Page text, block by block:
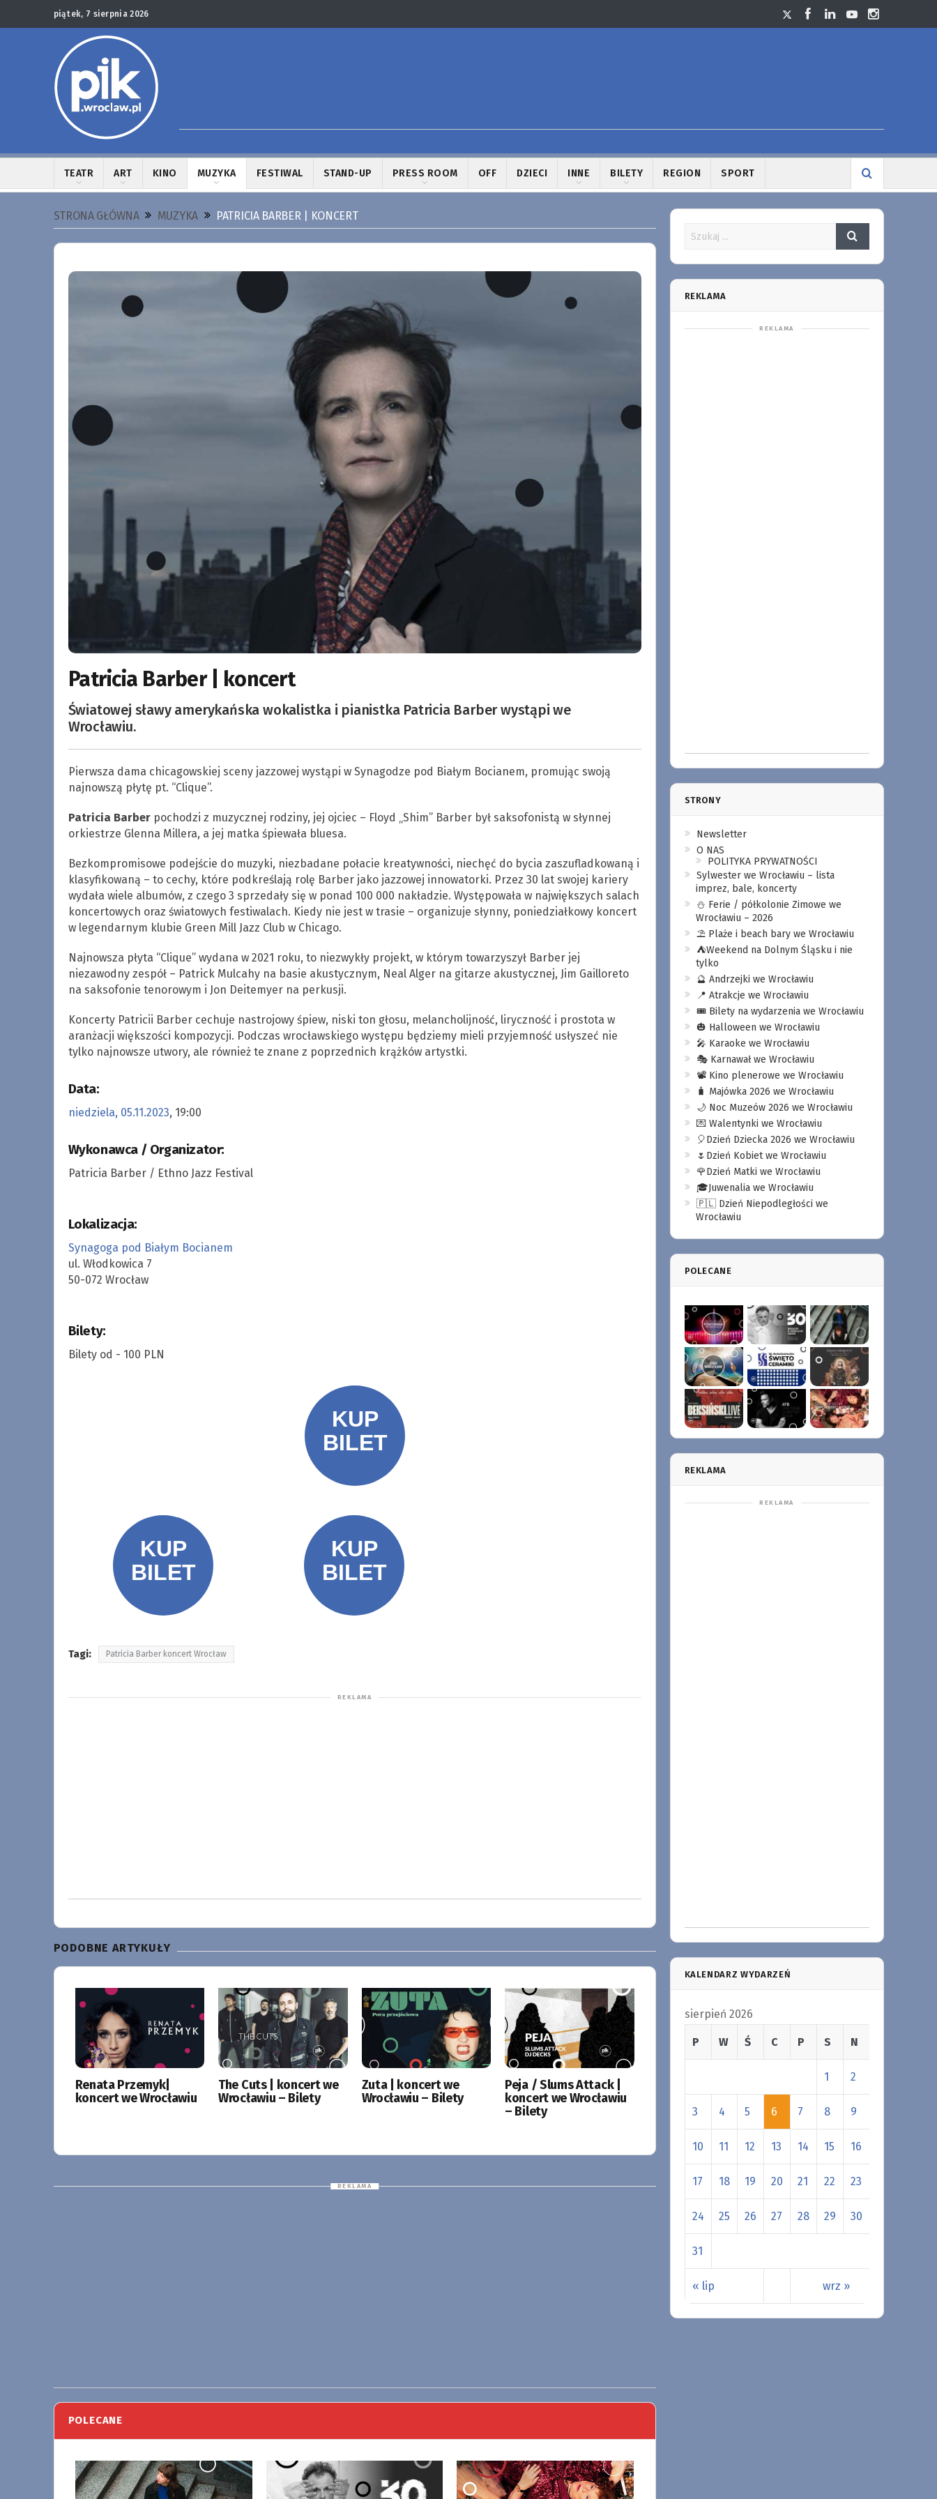
piątek, 7 sierpnia 2026
TEATR ART KINO MUZYKA FESTIWAL STAND-UP PRESS ROOM OFF DZIECI INNE BILETY REGION SPORT
STRONA GŁÓWNA MUZYKA PATRICIA BARBER | KONCERT
Patricia Barber | koncert
Światowej sławy amerykańska wokalistka i pianistka Patricia Barber wystąpi we
Wrocławiu.
Pierwsza dama chicagowskiej sceny jazzowej wystąpi w Synagodze pod Białym Bocianem, promując swoją
najnowszą płytę pt. “Clique”.
Patricia Barberpochodzi z muzycznej rodziny, jej ojciec – Floyd „Shim” Barber był saksofonistą w słynnej
orkiestrze Glenna Millera, a jej matka śpiewała bluesa.
Bezkompromisowe podejście do muzyki, niezbadane połacie kreatywności, niechęć do bycia zaszufladkowaną i
klasyfikowaną – to cechy, które podkreślają rolę Barber jako jazzowej innowatorki. Przez 30 lat swojej kariery
wydała wiele albumów, z czego 3 sprzedały się w ponad 100 000 nakładzie. Występowała w największych salach
koncertowych oraz światowych festiwalach. Kiedy nie jest w trasie – organizuje słynny, poniedziałkowy koncert
w legendarnym klubie Green Mill Jazz Club w Chicago.
Najnowsza płyta “Clique” wydana w 2021 roku, to niezwykły projekt, w którym towarzyszył Barber jej
niezawodny zespół – Patrick Mulcahy na basie akustycznym, Neal Alger na gitarze akustycznej, Jim Gailloreto
na saksofonie tenorowym i Jon Deitemyer na perkusji.
Koncerty Patricii Barber cechuje nastrojowy śpiew, niski ton głosu, melancholijność, liryczność i prostota w
aranżacji większości kompozycji. Podczas wrocławskiego występu będziemy mieli przyjemność usłyszeć nie
tylko najnowsze utwory, ale również te znane z poprzednich krążków artystki.
Data:
niedziela, 05.11.2023, 19:00
Wykonawca / Organizator:
Patricia Barber / Ethno Jazz Festival
Lokalizacja:
Synagoga pod Białym Bocianem
ul. Włodkowica 7
50-072 Wrocław
Bilety:
Bilety od - 100 PLN
Tagi: Patricia Barber koncert Wrocław
PODOBNE ARTYKUŁY
Renata Przemyk|
koncert we Wrocławiu
The Cuts | koncert we
Wrocławiu – Bilety
Zuta | koncert we
Wrocławiu – Bilety
Peja / Slums Attack |
koncert we Wrocławiu
– Bilety
POLECANE
REKLAMA
STRONY
Newsletter
O NAS
POLITYKA PRYWATNOŚCI
Sylwester we Wrocławiu – lista
imprez, bale, koncerty
⛄️ Ferie / półkolonie Zimowe we
Wrocławiu – 2026
⛱️ Plaże i beach bary we Wrocławiu
⛺️Weekend na Dolnym Śląsku i nie
tylko
🔮 Andrzejki we Wrocławiu
📍 Atrakcje we Wrocławiu
🎟️ Bilety na wydarzenia we Wrocławiu
🎃 Halloween we Wrocławiu
🎤 Karaoke we Wrocławiu
🎭 Karnawał we Wrocławiu
📽️ Kino plenerowe we Wrocławiu
🧳 Majówka 2026 we Wrocławiu
🌙 Noc Muzeów 2026 we Wrocławiu
💌 Walentynki we Wrocławiu
🎈Dzień Dziecka 2026 we Wrocławiu
🌷Dzień Kobiet we Wrocławiu
🌹Dzień Matki we Wrocławiu
🎓Juwenalia we Wrocławiu
🇵🇱 Dzień Niepodległości we
Wrocławiu
POLECANE
REKLAMA
KALENDARZ WYDARZEŃ
sierpień 2026
P W Ś C P S N
« lip wrz »
1 2
3 4 5 6 7 8 9
10 11 12 13 14 15 16
17 18 19 20 21 22 23
24 25 26 27 28 29 30
31